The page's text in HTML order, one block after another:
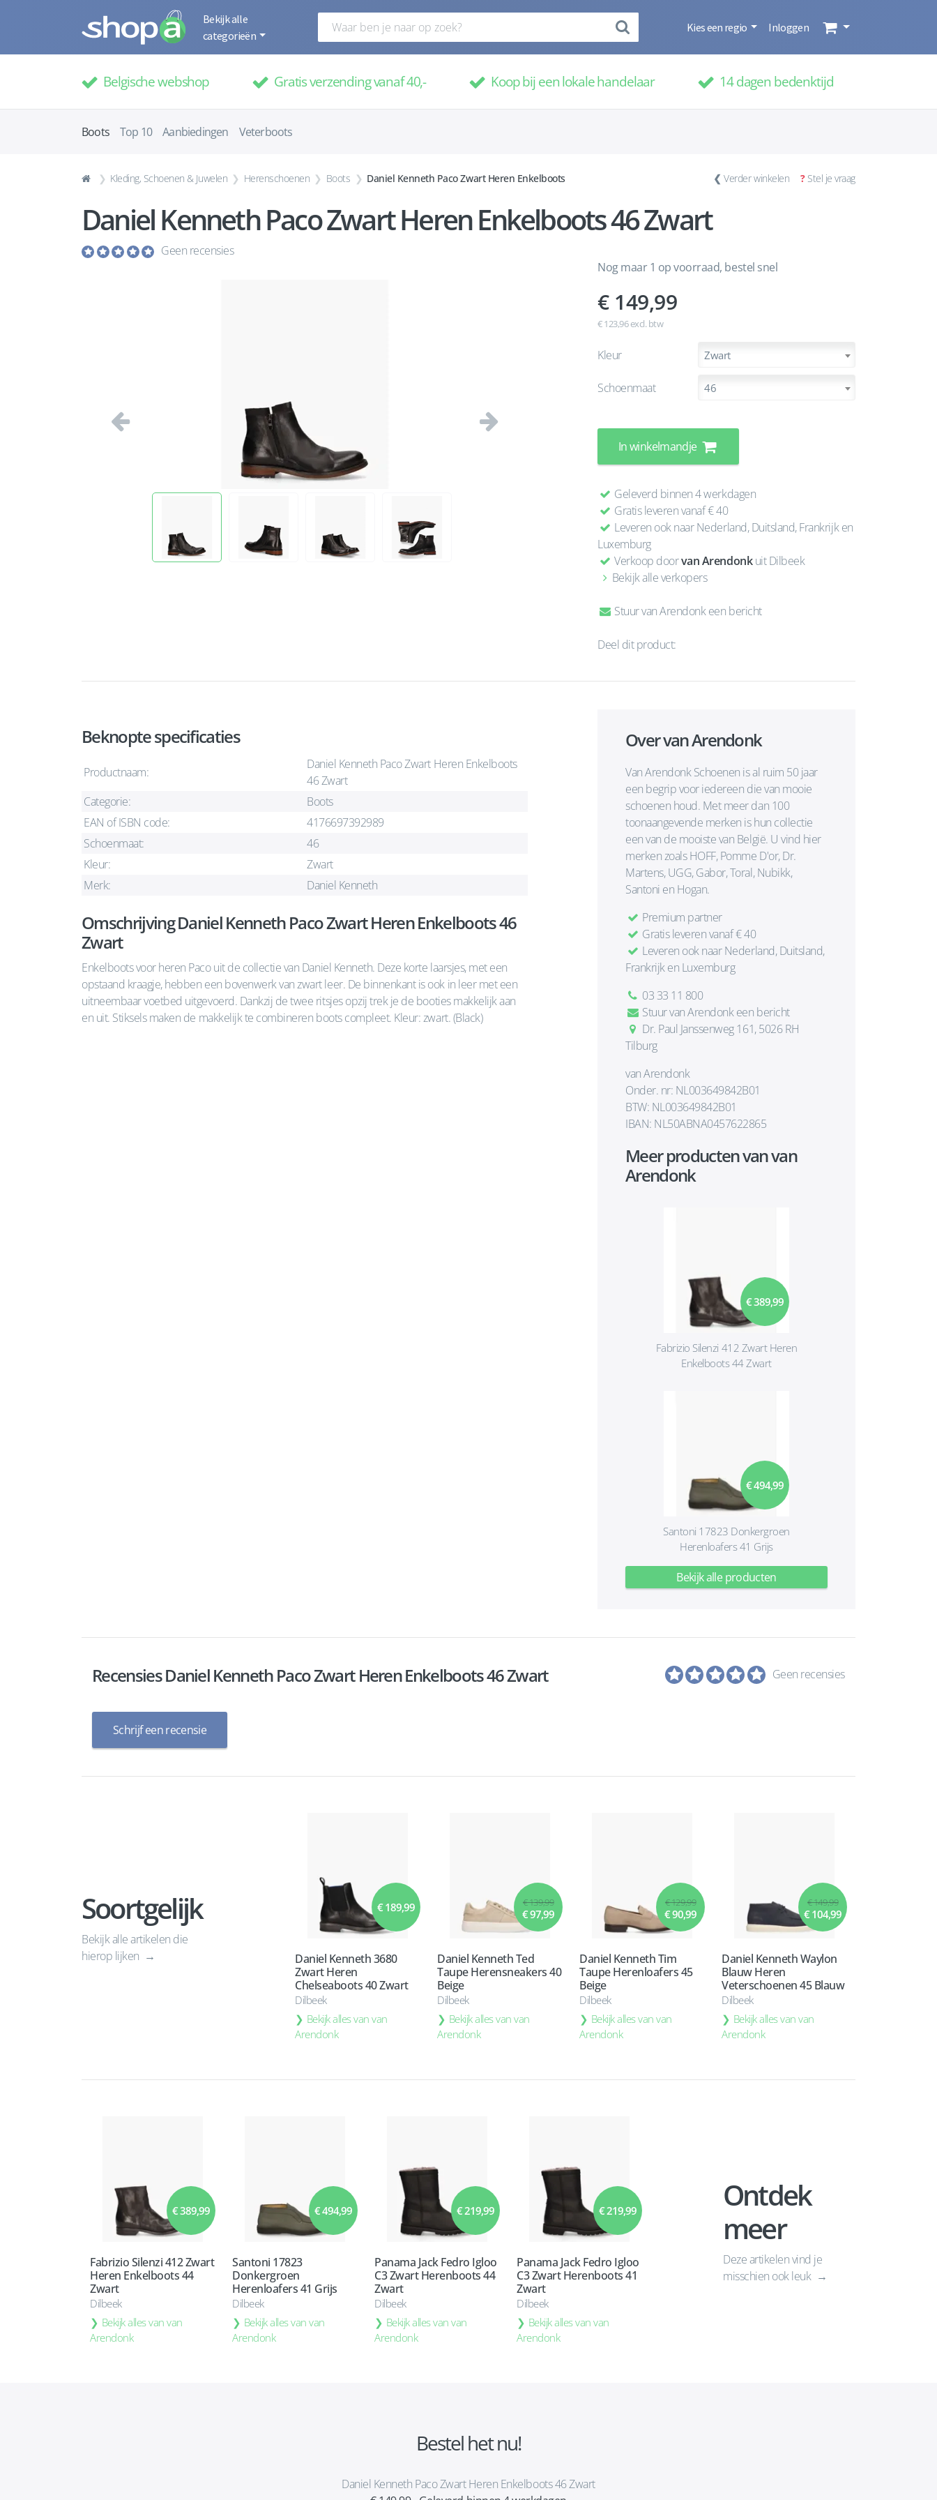
Bekijk alle
categorieën
Kies een regio Inloggen
Belgische webshop Gratis verzending vanaf 40,- Koop bij een lokale handelaar 14 dagen bedenktijd
Boots Top 10 Aanbiedingen Veterboots
Kleding, Schoenen & Juwelen Herenschoenen Boots Daniel Kenneth Paco Zwart Heren Enkelboots ❮ Verder winkelen ? Stel je vraag
Daniel Kenneth Paco Zwart Heren Enkelboots 46 Zwart
Geen recensies
Vorige Volgende
Nog maar 1 op voorraad, bestel snel
149,99
€ 123,96 excl. btw
Kleur Zwart
Schoenmaat 46
In winkelmandje
Geleverd binnen 4 werkdagen
Gratis leveren vanaf € 40
Leveren ook naar Nederland, Duitsland, Frankrijk en
Luxemburg
Verkoop doorvan Arendonkuit Dilbeek
Bekijk alle verkopers
Stuur van Arendonk een bericht
Deel dit product:
Beknopte specificaties
Productnaam:
Daniel Kenneth Paco Zwart Heren Enkelboots
46 Zwart
Categorie:
Boots
EAN of ISBN code:
4176697392989
Schoenmaat:
46
Kleur:
Zwart
Merk:
Daniel Kenneth
Omschrijving Daniel Kenneth Paco Zwart Heren Enkelboots 46
Zwart
Enkelboots voor heren Paco uit de collectie van Daniel Kenneth. Deze korte laarsjes, met een
opstaand kraagje, hebben een bovenwerk van zwart leer. De binnenkant is ook in leer met een
uitneembaar voetbed uitgevoerd. Dankzij de twee ritsjes opzij trek je de booties makkelijk aan
en uit. Stiksels maken de makkelijk te combineren boots compleet. Kleur: zwart. (Black)
Over van Arendonk
Van Arendonk Schoenen is al ruim 50 jaar
een begrip voor iedereen die van mooie
schoenen houd. Met meer dan 100
toonaangevende merken is hun collectie
een van de mooiste van België. U vind hier
merken zoals HOFF, Pomme D'or, Dr.
Martens, UGG, Gabor, Toral, Nubikk,
Santoni en Hogan.
Premium partner
Gratis leveren vanaf € 40
Leveren ook naar Nederland, Duitsland,
Frankrijk en Luxemburg
03 33 11 800
Stuur van Arendonk een bericht
Dr. Paul Janssenweg 161, 5026 RH
Tilburg
van Arendonk
Onder. nr: NL003649842B01
BTW: NL003649842B01
IBAN: NL50ABNA0457622865
Meer producten van van
Arendonk
€ 389,99
Fabrizio Silenzi 412 Zwart Heren
Enkelboots 44 Zwart
€ 494,99
Santoni 17823 Donkergroen
Herenloafers 41 Grijs
Bekijk alle producten
Recensies Daniel Kenneth Paco Zwart Heren Enkelboots 46 Zwart Geen recensies
Schrijf een recensie
Soortgelijk
Bekijk alle artikelen die
hierop lijken
€ 189,99
Daniel Kenneth 3680
Zwart Heren
Chelseaboots 40 Zwart
Dilbeek
Bekijk alles van van
Arendonk
€ 139,99
€ 97,99
Daniel Kenneth Ted
Taupe Herensneakers 40
Beige
Dilbeek
Bekijk alles van van
Arendonk
€ 129,99
€ 90,99
Daniel Kenneth Tim
Taupe Herenloafers 45
Beige
Dilbeek
Bekijk alles van van
Arendonk
€ 149,99
€ 104,99
Daniel Kenneth Waylon
Blauw Heren
Veterschoenen 45 Blauw
Dilbeek
Bekijk alles van van
Arendonk
€ 389,99
Fabrizio Silenzi 412 Zwart
Heren Enkelboots 44
Zwart
Dilbeek
Bekijk alles van van
Arendonk
€ 494,99
Santoni 17823
Donkergroen
Herenloafers 41 Grijs
Dilbeek
Bekijk alles van van
Arendonk
€ 219,99
Panama Jack Fedro Igloo
C3 Zwart Herenboots 44
Zwart
Dilbeek
Bekijk alles van van
Arendonk
€ 219,99
Panama Jack Fedro Igloo
C3 Zwart Herenboots 41
Zwart
Dilbeek
Bekijk alles van van
Arendonk
Ontdek
meer
Deze artikelen vind je
misschien ook leuk
Bestel het nu!
Daniel Kenneth Paco Zwart Heren Enkelboots 46 Zwart